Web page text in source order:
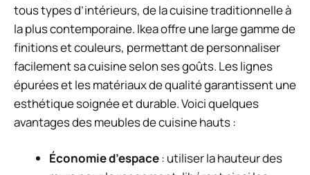
tous types d’intérieurs, de la cuisine traditionnelle à
la plus contemporaine. Ikea offre une large gamme de
finitions et couleurs, permettant de personnaliser
facilement sa cuisine selon ses goûts. Les lignes
épurées et les matériaux de qualité garantissent une
esthétique soignée et durable. Voici quelques
avantages des meubles de cuisine hauts :
Économie d’espace: utiliser la hauteur des